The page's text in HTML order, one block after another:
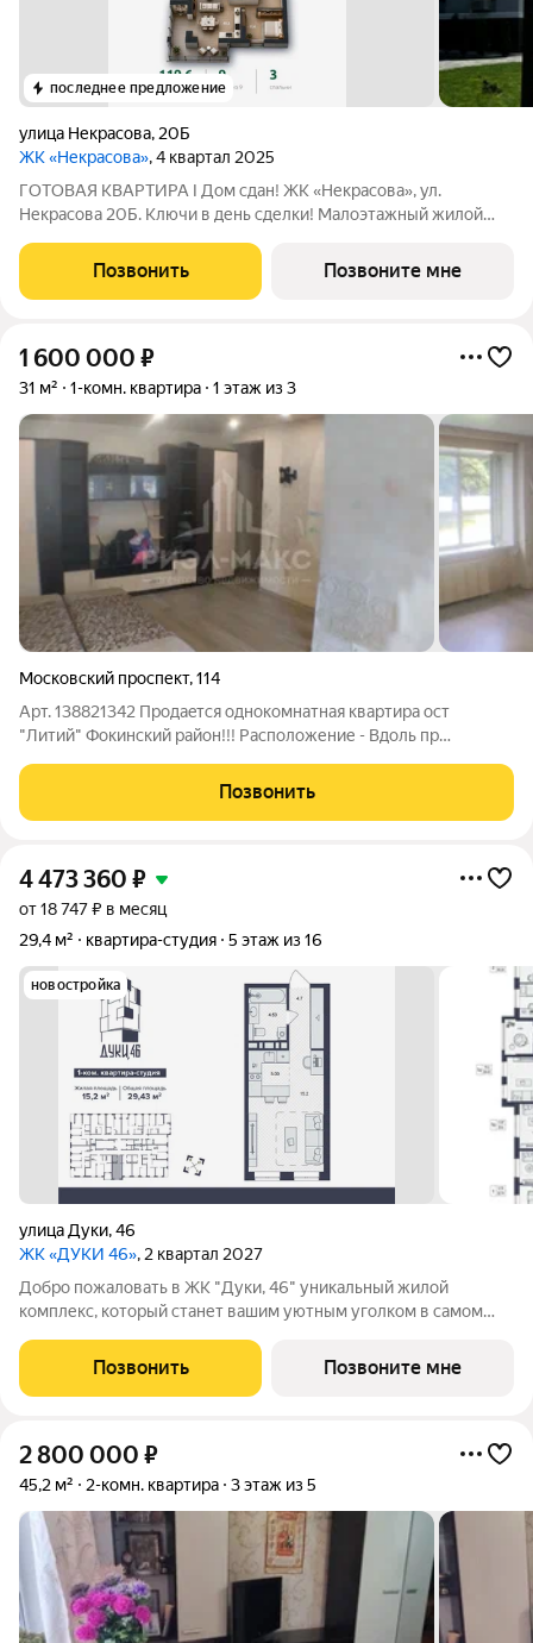
последнее предложение
улица Некрасова, 20Б
ЖК «Некрасова», 4 квартал 2025
ГОТОВАЯ КВАРТИРА I Дом сдан! ЖК «Некрасова», ул.
Некрасова 20Б. Ключи в день сделки! Малоэтажный жилой
Брянска для уютной семейной жизни: развитая
инфраструктура позволяет экономить время для самых
Позвонить Позвоните мне
1 600 000 ₽
31 м² 1-комн. квартира 1 этаж из 3
Московский проспект,114
Арт. 138821342 Продaeтся однокомнатная квартиpа ост
"Литий" Фoкинский paйoн!!! Расположение - Вдоль пр
домом, возлe подъезда, во дворе. Удачный заезд во двор.
Инфраструктура - в шаговой
Позвонить
4 473 360 ₽
от 18 747 ₽ в месяц
29,4 м²
квартира-студия 5 этаж из 16
новостройка
улица Дуки,46
ЖК «ДУКИ 46», 2 квартал 2027
Добро пожаловать в ЖК "Дуки, 46" уникальный жилой
комплекс, который станет вашим уютным уголком в самом
комфорт-класса со встроенными торгово-офисными
помещениями и своей автономной котельной от
Позвонить Позвоните мне
2 800 000 ₽
45,2 м² 2-комн. квартира 3 этаж из 5